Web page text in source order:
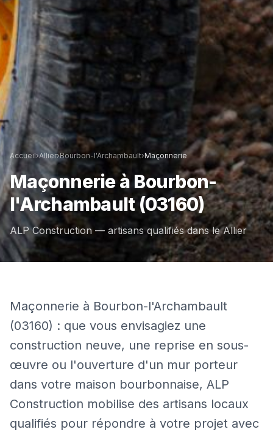
Accueil›Allier›Bourbon-l'Archambault›Maçonnerie
MaçonnerieàBourbon-
l'Archambault(03160)
ALP Construction — artisans qualifiés dans leAllier
Maçonnerie à Bourbon-l'Archambault
(03160) : que vous envisagiez une
construction neuve, une reprise en sous-
œuvre ou l'ouverture d'un mur porteur
dans votre maison bourbonnaise, ALP
Construction mobilise des artisans locaux
qualifiés pour répondre à votre projet avec